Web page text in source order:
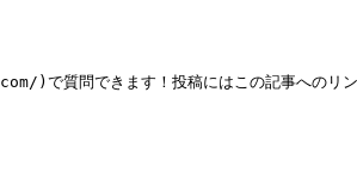
質問できます！投稿にはこの記事へのリン